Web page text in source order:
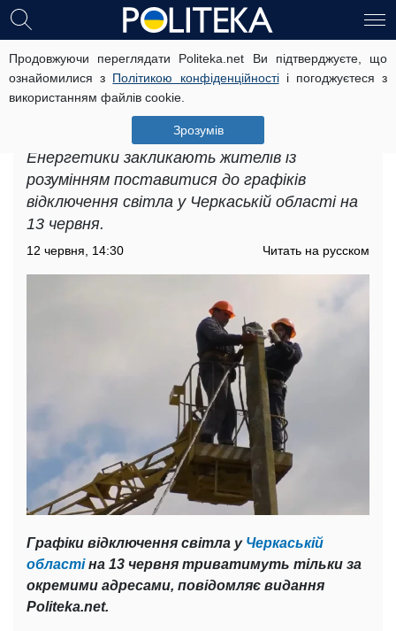
Продовжуючи переглядати Politeka.net Ви підтверджуєте, що
ознайомилися з Політикою конфіденційностіі погоджуєтеся з
використанням файлів cookie.
Зрозумів
Черкаську область чекають
багатогодинні відключення світла:
оприлюднено графіки
знеструмлень на 13 червня
Енергетики закликають жителів із
розумінням поставитися до графіків
відключення світла у Черкаській області на
13 червня.
12 червня, 14:30 Читать на русском
Графіки відключення світла у Черкаській
областіна 13 червня триватимуть тільки за
окремими адресами, повідомляє видання
Politeka.net.